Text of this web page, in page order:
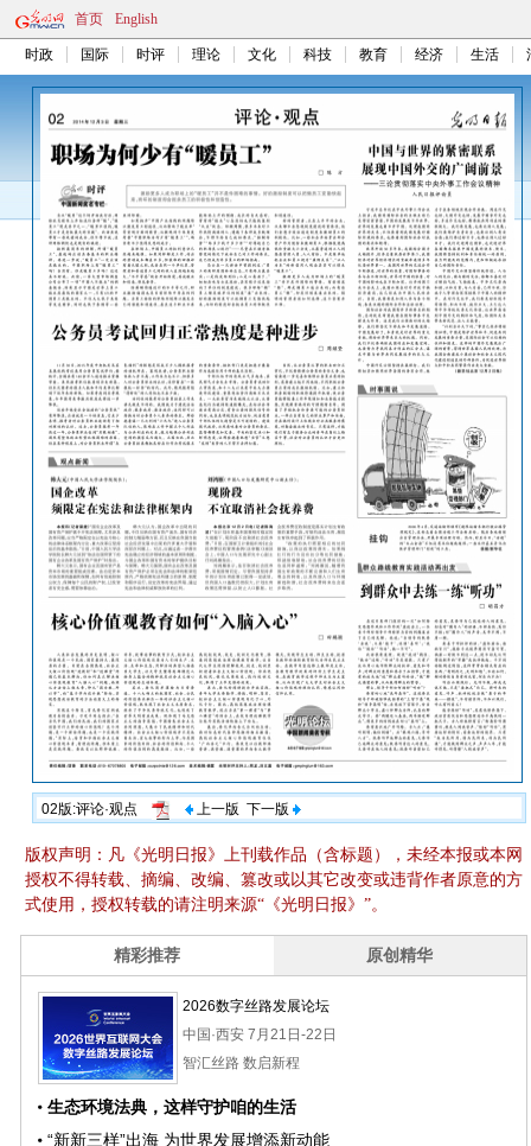
首页 English
时政 国际 时评 理论 文化 科技 教育 经济 生活
02版:评论·观点 上一版 下一版
版权声明：凡《光明日报》上刊载作品（含标题），未经本报或本网
授权不得转载、摘编、改编、篡改或以其它改变或违背作者原意的方
式使用，授权转载的请注明来源“《光明日报》”。